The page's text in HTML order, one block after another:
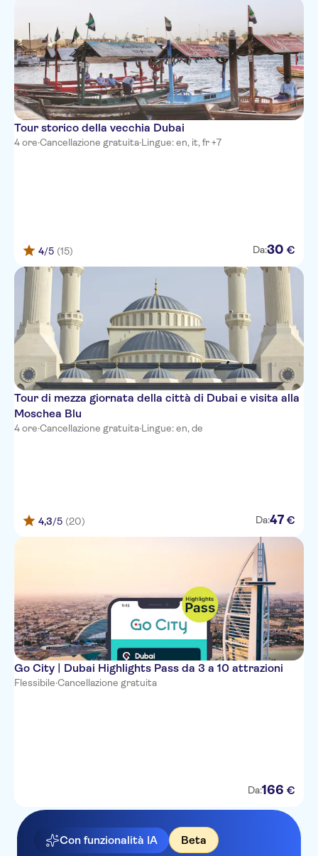
Tour storico della vecchia Dubai
4 ore·Cancellazione gratuita·Lingue: en, it, fr +7
4/5 (15) Da:30 €
Tour di mezza giornata della città di Dubai e visita alla
Moschea Blu
4 ore·Cancellazione gratuita·Lingue: en, de
4,3/5 (20) Da:47 €
Go City | Dubai Highlights Pass da 3 a 10 attrazioni
Flessibile·Cancellazione gratuita
Da:166 €
Con funzionalità IA Beta